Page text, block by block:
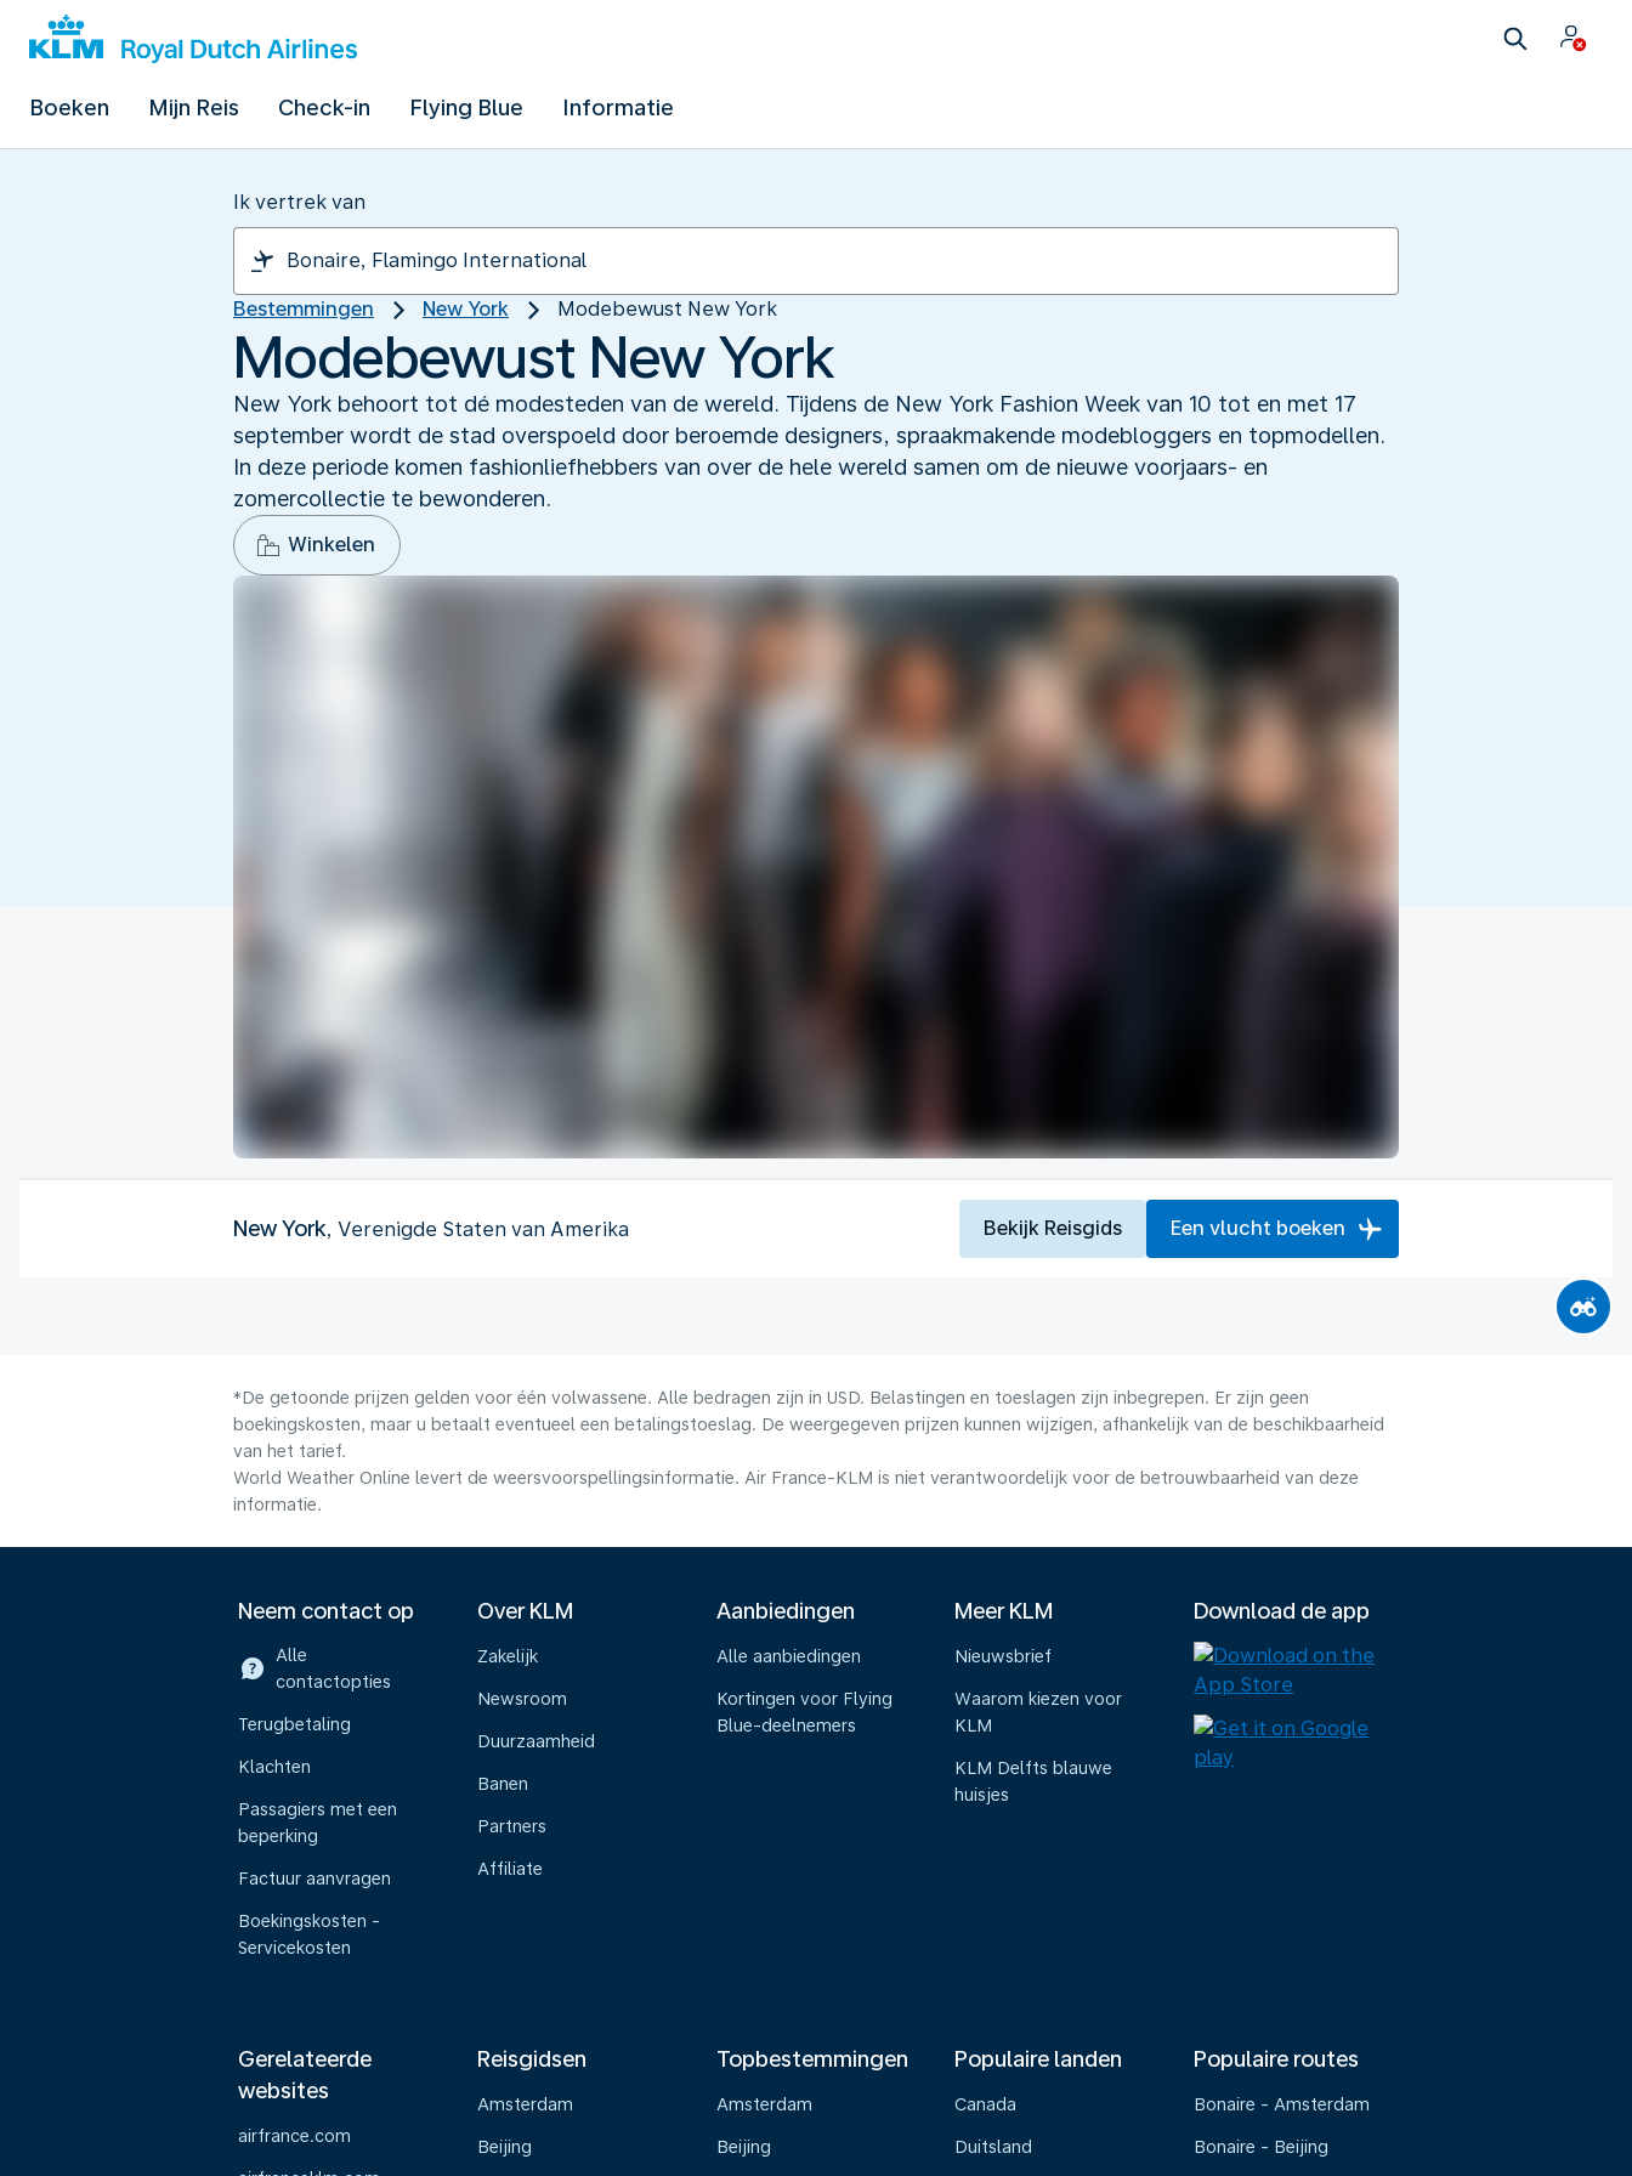
Boeken Mijn Reis Check-in Flying Blue Informatie
Ik vertrek van
Bestemmingen New York Modebewust New York
Modebewust New York
New York behoort tot dé modesteden van de wereld. Tijdens de New York Fashion Week van 10 tot en met 17
september wordt de stad overspoeld door beroemde designers, spraakmakende modebloggers en topmodellen.
In deze periode komen fashionliefhebbers van over de hele wereld samen om de nieuwe voorjaars- en
zomercollectie te bewonderen.
Winkelen
New York, Verenigde Staten van Amerika Bekijk Reisgids Een vlucht boeken
*De getoonde prijzen gelden voor één volwassene. Alle bedragen zijn in USD. Belastingen en toeslagen zijn inbegrepen. Er zijn geen
boekingskosten, maar u betaalt eventueel een betalingstoeslag. De weergegeven prijzen kunnen wijzigen, afhankelijk van de beschikbaarheid
van het tarief.
World Weather Online levert de weersvoorspellingsinformatie. Air France-KLM is niet verantwoordelijk voor de betrouwbaarheid van deze
informatie.
Neem contact op
Alle
contactopties
Terugbetaling
Klachten
Passagiers met een
beperking
Factuur aanvragen
Boekingskosten -
Servicekosten
Over KLM
Zakelijk
Newsroom
Duurzaamheid
Banen
Partners
Affiliate
Aanbiedingen
Alle aanbiedingen
Kortingen voor Flying
Blue-deelnemers
Meer KLM
Nieuwsbrief
Waarom kiezen voor
KLM
KLM Delfts blauwe
huisjes
Download de app
Gerelateerde
websites
airfrance.com
Reisgidsen
Amsterdam
Beijing
Topbestemmingen
Amsterdam
Beijing
Populaire landen
Canada
Duitsland
Populaire routes
Bonaire - Amsterdam
Bonaire - Beijing